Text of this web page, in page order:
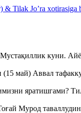
& Tilak Jo’ra xotirasiga
Мустақиллик куни.
май) Аввал
яратишгами?
Мурод